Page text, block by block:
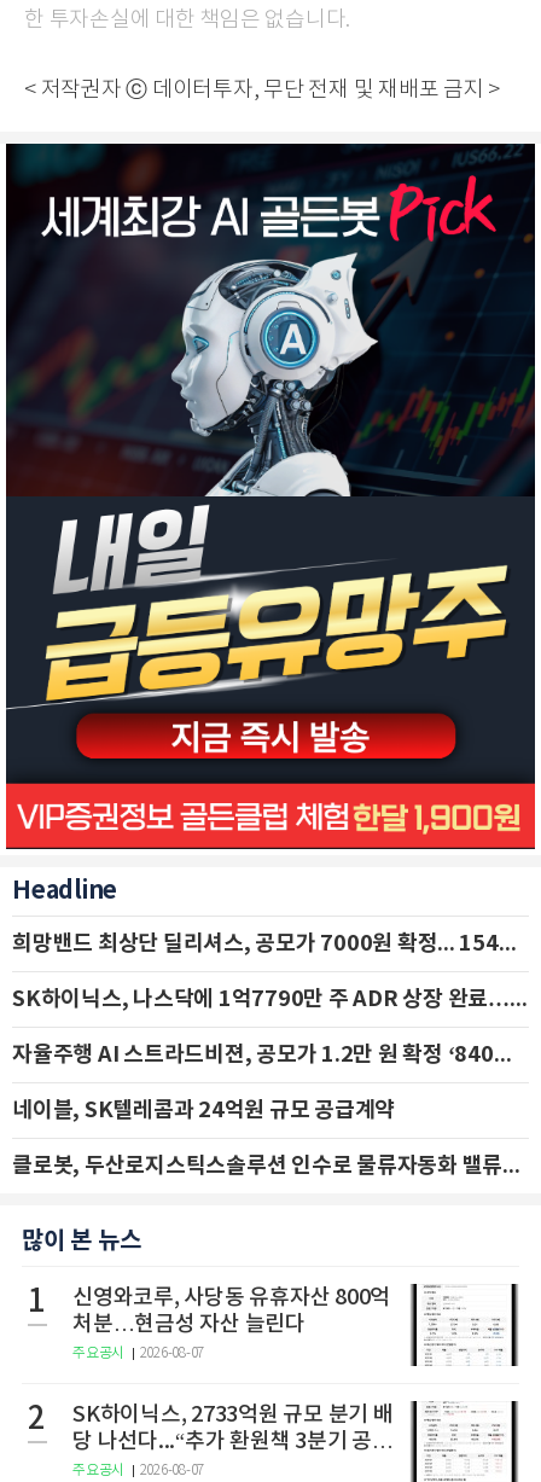
한 투자손실에 대한 책임은 없습니다.
< 저작권자 ⓒ 데이터투자, 무단 전재 및 재배포 금지 >
Headline
희망밴드 최상단 딜리셔스, 공모가 7000원 확정... 154억 규모 IPO 돌입
SK하이닉스, 나스닥에 1억7790만 주 ADR 상장 완료…29일 국내 추가 상장
자율주행 AI 스트라드비젼, 공모가 1.2만 원 확정 ‘840억 수혈’
네이블, SK텔레콤과 24억원 규모 공급계약
클로봇, 두산로지스틱스솔루션 인수로 물류자동화 밸류체인 확장 추진 - IBK투자증권
많이 본 뉴스
1
신영와코루, 사당동 유휴자산 800억
처분…현금성 자산 늘린다
주요공시 2026-08-07
2
SK하이닉스, 2733억원 규모 분기 배
당 나선다...“추가 환원책 3분기 공
개”
주요공시 2026-08-07